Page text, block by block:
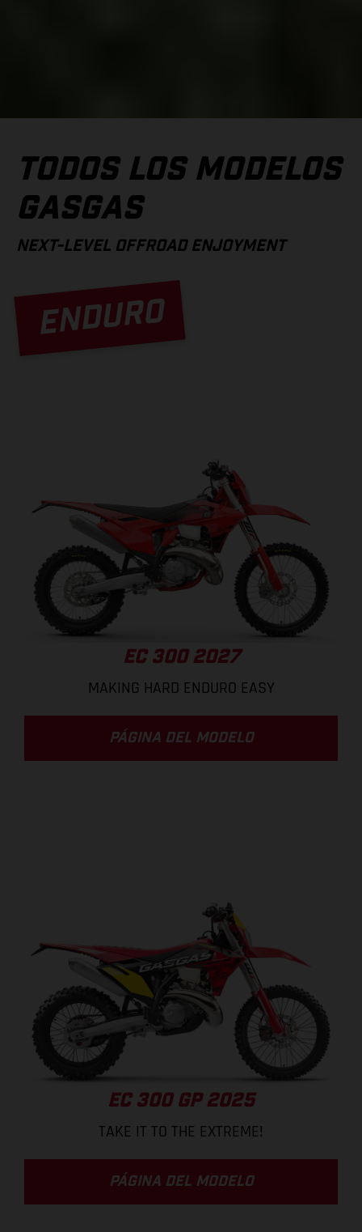
TODOS LOS MODELOS
GASGAS
NEXT-LEVEL OFFROAD ENJOYMENT
ENDURO
EC 300 2027
MAKING HARD ENDURO EASY
PÁGINA DEL MODELO
EC 300 GP 2025
TAKE IT TO THE EXTREME!
PÁGINA DEL MODELO